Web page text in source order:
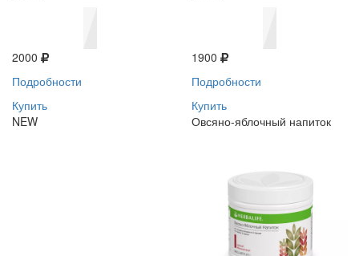
2000
Подробности
Купить
NEW
1900
Подробности
Купить
Овсяно-яблочный напиток